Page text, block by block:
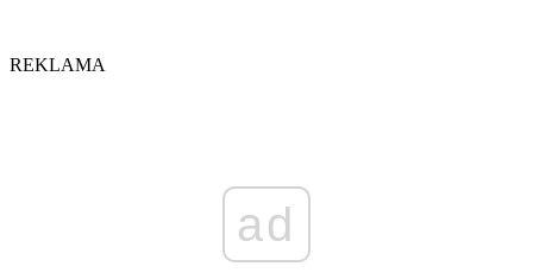
REKLAMA
ad